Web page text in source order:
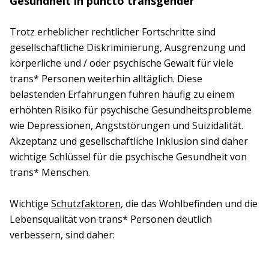
Trotz erheblicher rechtlicher Fortschritte sind
gesellschaftliche Diskriminierung, Ausgrenzung und
körperliche und / oder psychische Gewalt für viele
trans* Personen weiterhin alltäglich. Diese
belastenden Erfahrungen führen häufig zu einem
erhöhten Risiko für psychische Gesundheitsprobleme
wie Depressionen, Angststörungen und Suizidalität.
Akzeptanz und gesellschaftliche Inklusion sind daher
wichtige Schlüssel für die psychische Gesundheit von
trans* Menschen.
Wichtige Schutzfaktoren, die das Wohlbefinden und die
Lebensqualität von trans* Personen deutlich
verbessern, sind daher: